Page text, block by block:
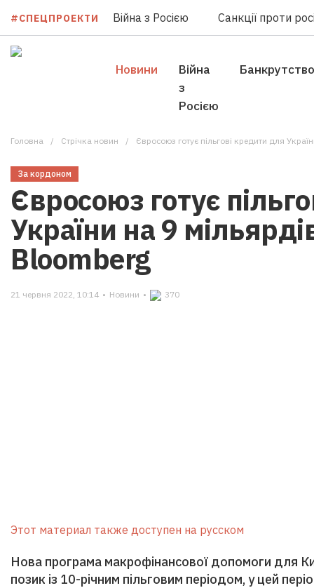
#СПЕЦПРОЕКТИ Війна з Росією Санкції проти
Новини
Війна
з
Росією
Банкрутство
Головна Стрічка новин Євросоюз готує пільгові кредити для
За кордоном
Євросоюз готує
України на 9
Bloomberg
21 червня 2022, 10:14 • Новини • 370
Этот материал также доступен на русском
Нова програма макрофінансової допомоги для
позик із 10-річним пільговим періодом, у цей